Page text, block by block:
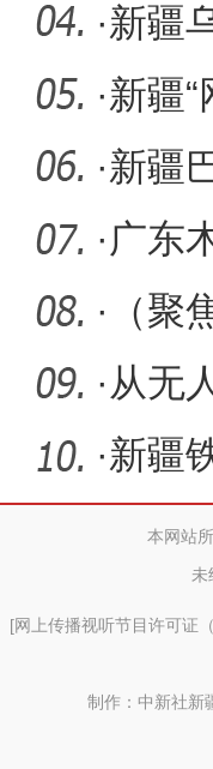
高质
·新疆
·新疆
交警坚
·新疆
景区
·广东
华章
·
（
激发 “
· 从无
发新生
·新疆
本网站
未
[网上传播视听节目许可证
制作：中新社